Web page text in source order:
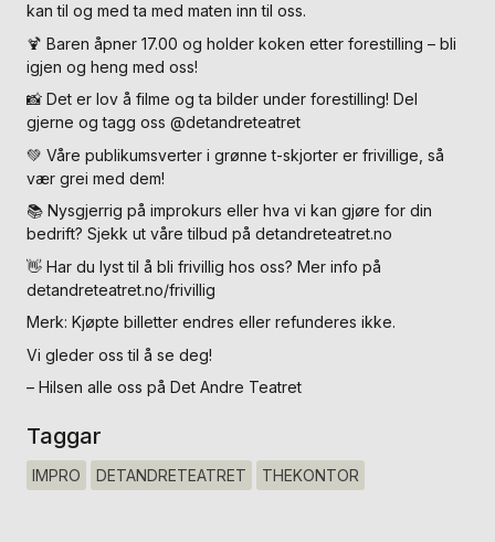
kan til og med ta med maten inn til oss.
🍹 Baren åpner 17.00 og holder koken etter forestilling – bli
igjen og heng med oss!
📸 Det er lov å filme og ta bilder under forestilling! Del
gjerne og tagg oss @detandreteatret
💚 Våre publikumsverter i grønne t-skjorter er frivillige, så
vær grei med dem!
📚 Nysgjerrig på improkurs eller hva vi kan gjøre for din
bedrift? Sjekk ut våre tilbud på detandreteatret.no
👋 Har du lyst til å bli frivillig hos oss? Mer info på
detandreteatret.no/frivillig
Merk: Kjøpte billetter endres eller refunderes ikke.
Vi gleder oss til å se deg!
– Hilsen alle oss på Det Andre Teatret
Taggar
IMPRO DETANDRETEATRET THEKONTOR